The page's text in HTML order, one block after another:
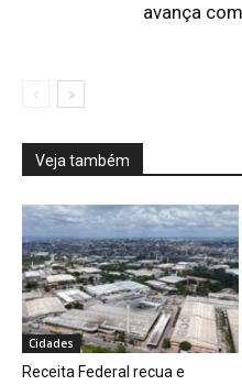
avança
Veja também
Cidades
Receita Federal recua e